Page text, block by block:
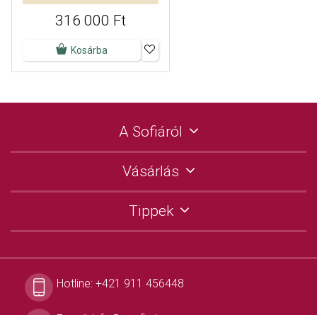
316 000 Ft
Kosárba
A Sofiáról
Vásárlás
Tippek
Hotline: +421 911 456448